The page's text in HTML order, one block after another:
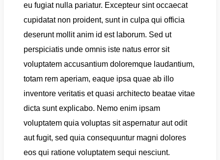
eu fugiat nulla pariatur. Excepteur sint occaecat
cupidatat non proident, sunt in culpa qui officia
deserunt mollit anim id est laborum. Sed ut
perspiciatis unde omnis iste natus error sit
voluptatem accusantium doloremque laudantium,
totam rem aperiam, eaque ipsa quae ab illo
inventore veritatis et quasi architecto beatae vitae
dicta sunt explicabo. Nemo enim ipsam
voluptatem quia voluptas sit aspernatur aut odit
aut fugit, sed quia consequuntur magni dolores
eos qui ratione voluptatem sequi nesciunt.